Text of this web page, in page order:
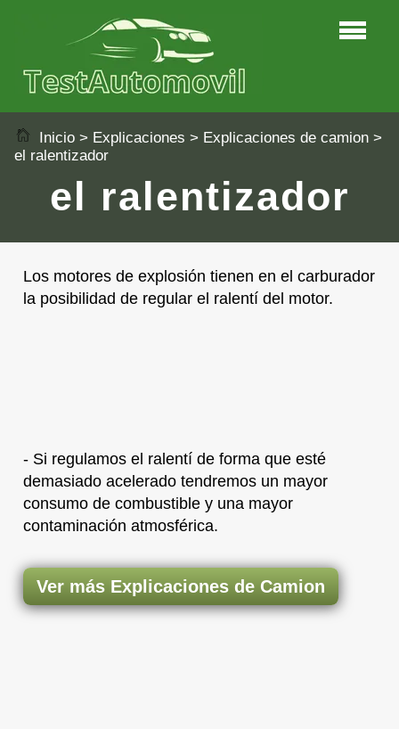
Inicio > Explicaciones > Explicaciones de camion >
el ralentizador
el ralentizador
Los motores de explosión tienen en el carburador
la posibilidad de regular el ralentí del motor.
- Si regulamos el ralentí de forma que esté
demasiado acelerado tendremos un mayor
consumo de combustible y una mayor
contaminación atmosférica.
Ver más Explicaciones de Camion